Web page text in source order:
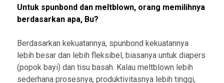
Untuk spunbond dan meltblown, orang memilihnya
berdasarkan apa, Bu?
Berdasarkan kekuatannya, spunbond kekuatannya
lebih besar dan lebih fleksibel, biasanya untuk diapers
(popok bayi) dan tisu basah. Kalau meltblown lebih
sederhana prosesnya, produktivitasnya lebih tinggi,